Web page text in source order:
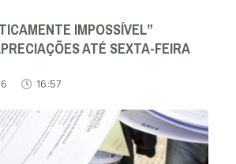
IMPOSSÍVEL”
ATÉ SEXTA-FEIRA
16:57